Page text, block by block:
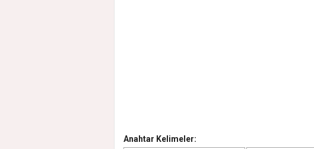
Anahtar Kelimeler: